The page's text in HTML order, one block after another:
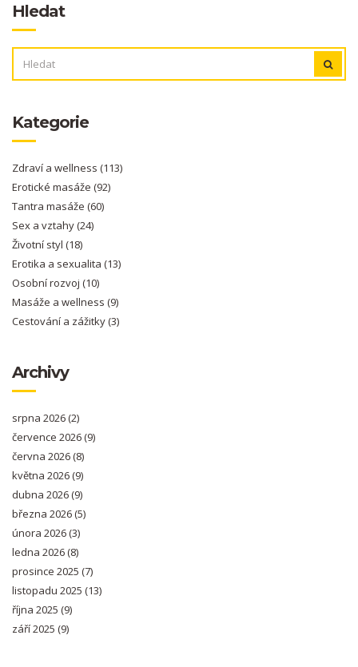
Hledat
Kategorie
Zdraví a wellness (113)
Erotické masáže (92)
Tantra masáže (60)
Sex a vztahy(24)
Životní styl (18)
Erotika a sexualita (13)
Osobní rozvoj (10)
Masáže a wellness (9)
Cestování a zážitky(3)
Archivy
srpna 2026(2)
července 2026(9)
června 2026(8)
května 2026(9)
dubna 2026(9)
března 2026(5)
února 2026(3)
ledna 2026(8)
prosince 2025 (7)
listopadu 2025 (13)
října 2025 (9)
září 2025 (9)